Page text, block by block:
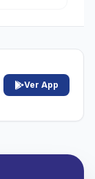
Ver App